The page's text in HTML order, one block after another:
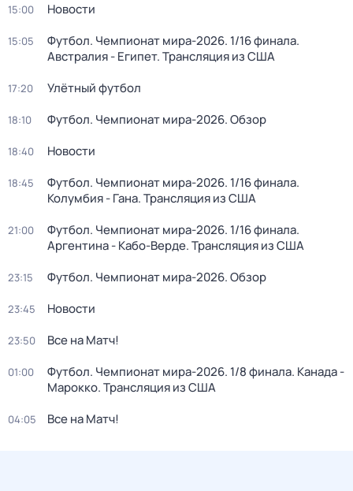
15:00 Новости
15:05
Футбол. Чемпионат мира-2026. 1/16 финала.
Австралия - Египет. Трансляция из США
17:20 Улётный футбол
18:10 Футбол. Чемпионат мира-2026. Обзор
18:40 Новости
18:45
Футбол. Чемпионат мира-2026. 1/16 финала.
Колумбия - Гана. Трансляция из США
21:00
Футбол. Чемпионат мира-2026. 1/16 финала.
Аргентина - Кабо-Верде. Трансляция из США
23:15 Футбол. Чемпионат мира-2026. Обзор
23:45 Новости
23:50 Все на Матч!
01:00
Футбол. Чемпионат мира-2026. 1/8 финала. Канада -
Марокко. Трансляция из США
04:05 Все на Матч!